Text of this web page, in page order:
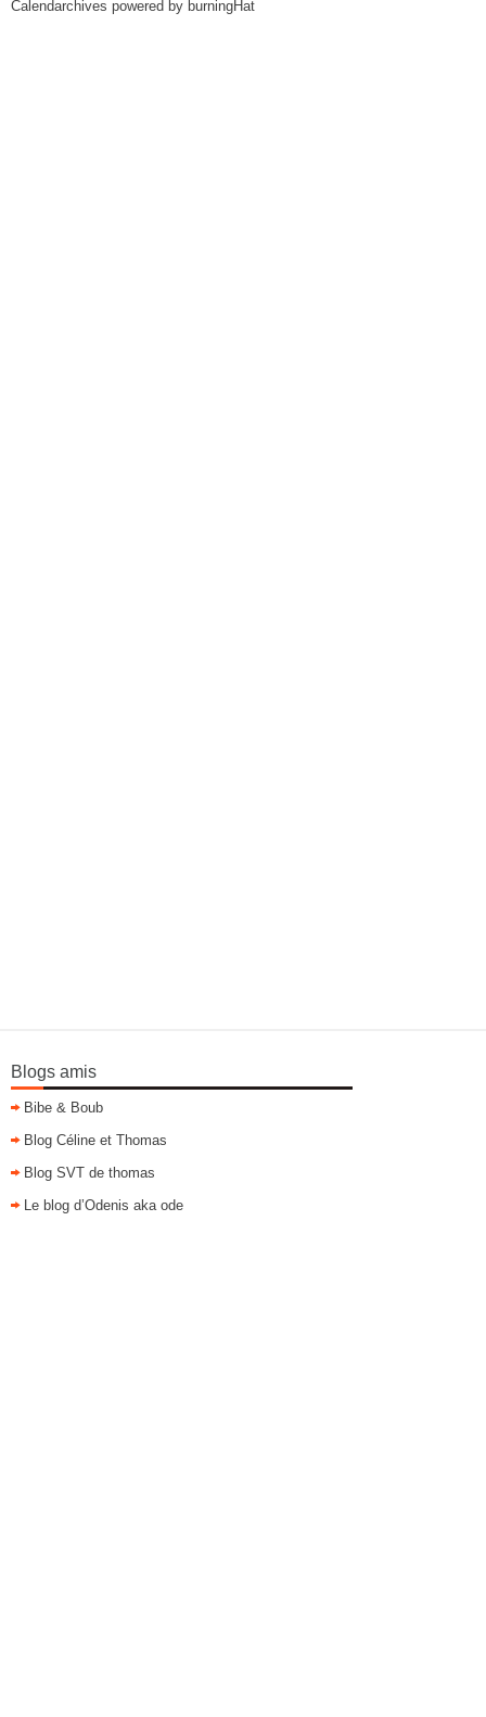
Calendarchives powered by burningHat
Blogs amis
Bibe & Boub
Blog Céline et Thomas
Blog SVT de thomas
Le blog d’Odenis aka ode